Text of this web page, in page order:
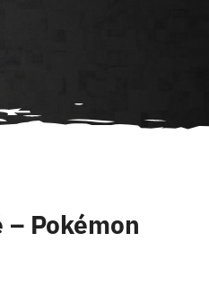
– Pokémon